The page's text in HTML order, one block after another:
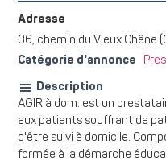
Adresse
36, chemin du Vieux Chêne
Catégorie d'annonce
Description
AGIR à dom. est un
aux patients souffrant de
d'être suivi à domicile.
formée à la démarche